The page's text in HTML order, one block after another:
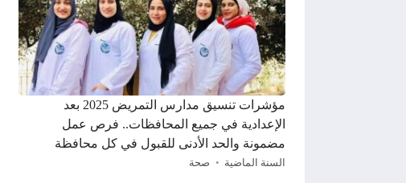
مؤشرات تنسيق مدارس التمريض 2025 بعد
الإعدادية في جميع المحافظات.. فرص عمل
مضمونة والحد الأدنى للقبول في كل محافظة
السنة الماضية صحة